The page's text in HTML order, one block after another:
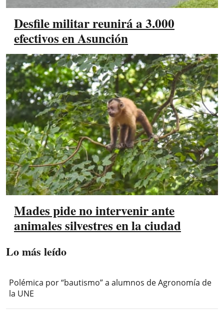
Desfile militar reunirá a 3.000
efectivos en Asunción
Mades pide no intervenir ante
animales silvestres en la ciudad
Lo más leído
Polémica por “bautismo” a alumnos de Agronomía de
la UNE